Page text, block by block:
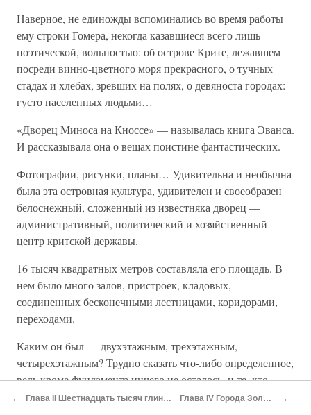
Наверное, не единожды вспоминались во время работы
ему строки Гомера, некогда казавшиеся всего лишь
поэтической, вольностью: об острове Крите, лежавшем
посреди винно-цветного моря прекрасного, о тучных
стадах и хлебах, зревших на полях, о девяноста городах:
густо населенных людьми…
«Дворец Миноса на Кноссе» — называлась книга Эванса.
И рассказывала она о вещах поистине фантастических.
Фотографии, рисунки, планы… Удивительна и необычна
была эта островная культура, удивителен и своеобразен
белоснежный, сложенный из известняка дворец —
административный, политический и хозяйственный
центр критской державы.
16 тысяч квадратных метров составляла его площадь. В
нем было много залов, пристроек, кладовых,
соединенных бесконечными лестницами, коридорами,
переходами.
Каким он был — двухэтажным, трехэтажным,
четырехэтажным? Трудно сказать что-либо определенное,
ведь кроме фундамента ничего не осталось, и те, кто
скрещивает по этому поводу в споре мечи, располагают
← Глава II Шестнадцать тысяч глиняных табличек Глава IV Города Золотого Руна →